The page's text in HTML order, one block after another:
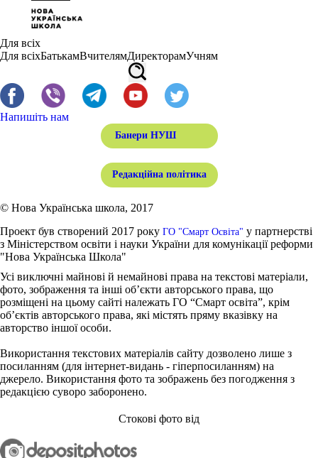
Для всіх
Для всіхБатькамВчителямДиректорамУчням
Напишіть нам
Банери НУШ
Редакційна політика
© Нова Українська школа, 2017
Проект був створений 2017 року ГО "Смарт Освіта" у партнерстві
з Міністерством освіти і науки України для комунікації реформи
"Нова Українська Школа"
Усі виключні майнові й немайнові права на текстові матеріали,
фото, зображення та інші об’єкти авторського права, що
розміщені на цьому сайті належать ГО “Смарт освіта”, крім
об’єктів авторського права, які містять пряму вказівку на
авторство іншої особи.
Використання текстових матеріалів сайту дозволено лише з
посиланням (для інтернет-видань - гіперпосиланням) на
джерело. Використання фото та зображень без погодження з
редакцією суворо заборонено.
Стокові фото від